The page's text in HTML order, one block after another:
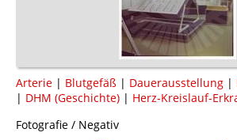
Arterie | Blutgefäß | Dauerausstellung |
| DHM (Geschichte) | Herz-Kreislauf-
Fotografie / Negativ